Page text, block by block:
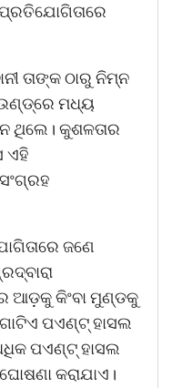
ତାଙ୍କ ଠାରୁ ନିମ୍ନ
ମଧ୍ୟ
ଥିଲେ। କୁଶଳତାର
ଏହି
ଜଣେ
ଆଡ଼କୁ କିଂବା ମୁଣ୍ଡକୁ
ପଏଣ୍ଟ୍‌ ହାସଲ
ପଏଣ୍ଟ୍‌ ହାସଲ
କରାଯାଏ।